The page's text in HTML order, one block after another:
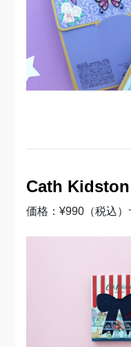
Cath Kidston
価格：¥990（税込